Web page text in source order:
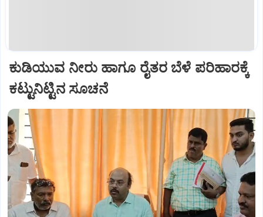
ಕುಡಿಯುವ ನೀರು ಹಾಗೂ ರೈತರ ಬೆಳೆ ಪರಿಹಾರಕ್ಕೆ
ಕಟ್ಟುನಿಟ್ಟಿನ ಸೂಚನೆ